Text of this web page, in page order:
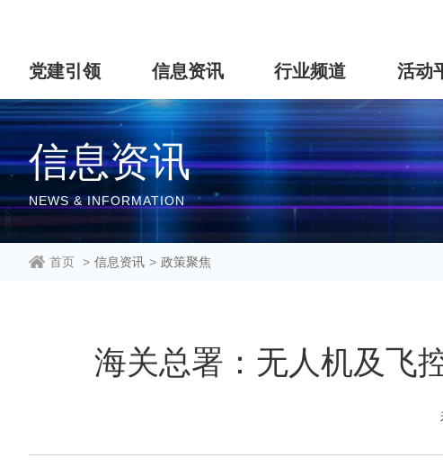
党建引领 信息资讯 行业频道 活动
信息资讯
NEWS & INFORMATION
首页 > 信息资讯 > 政策聚焦
海关总署：无人机及飞